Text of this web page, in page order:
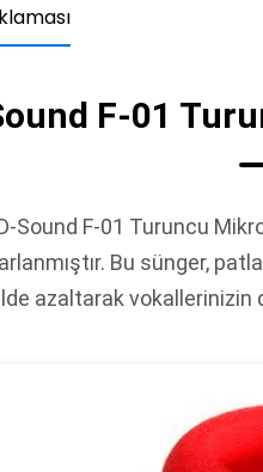
F-01
Sound F-01 Turuncu
Bu sünger,
azaltarak vokallerinizin